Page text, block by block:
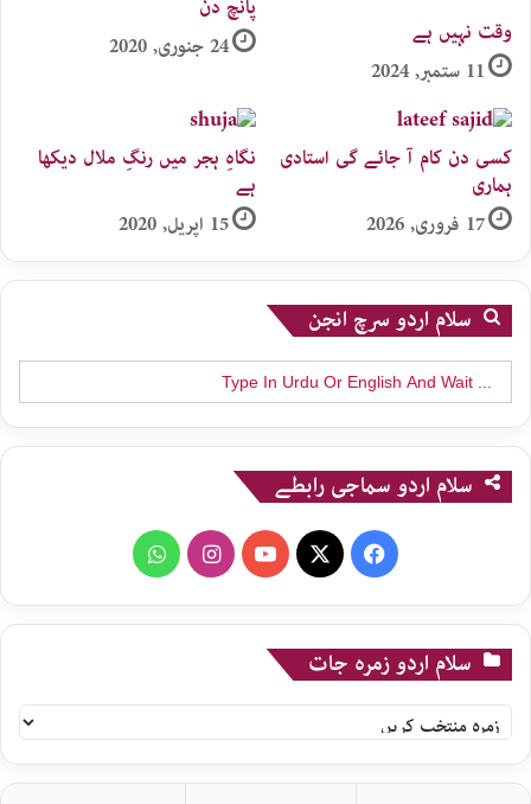
وقت نہیں ہے
11 ستمبر, 2024
پانچ دن
24 جنوری, 2020
کسی دن کام آ جائے گی استادی
ہماری
17 فروری, 2026
نگاہِ ہجر میں رنگِ ملال دیکھا
ہے
15 اپریل, 2020
سلام اردو سرچ انجن
Search
for:
سلام اردو سماجی رابطے
Facebook
YouTube
Instagram
WhatsApp
سلام اردو زمرہ جات
سلام
اردو
زمرہ
جات